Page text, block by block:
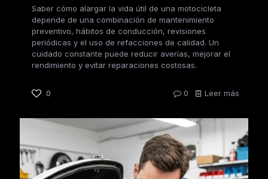
Saber cómo alargar la vida útil de una motocicleta
depende de una combinación de mantenimiento
preventivo, hábitos de conducción, revisiones
periódicas y el uso de refacciones de calidad. Un
cuidado constante puede reducir averías, mejorar el
rendimiento y evitar reparaciones costosas.
0 0 Leer más